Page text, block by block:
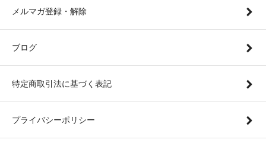
メルマガ登録・解除
ブログ
特定商取引法に基づく表記
プライバシーポリシー